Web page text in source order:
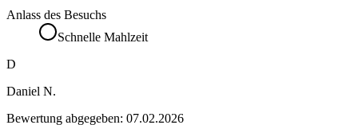
Anlass des Besuchs
Schnelle Mahlzeit
D
Daniel N.
Bewertung abgegeben: 07.02.2026